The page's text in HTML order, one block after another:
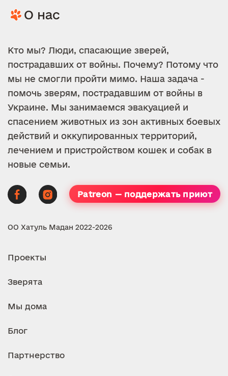
О нас
Кто мы? Люди, спасающие зверей,
пострадавших от войны. Почему? Потому что
мы не смогли пройти мимо. Наша задача -
помочь зверям, пострадавшим от войны в
Украине. Мы занимаемся эвакуацией и
спасением животных из зон активных боевых
действий и оккупированных территорий,
лечением и пристройством кошек и собак в
новые семьи.
Patreon — поддержать приют
ОО Хатуль Мадан 2022-2026
Проекты
Зверята
Мы дома
Блог
Партнерство